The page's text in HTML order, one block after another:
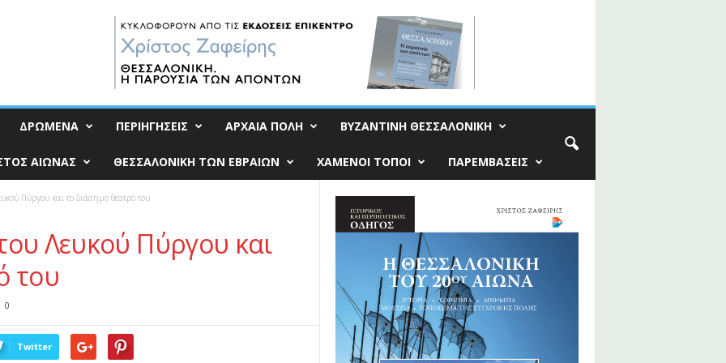
ΔΡΩΜΕΝΑ ΠΕΡΙΗΓΗΣΕΙΣ ΑΡΧΑΙΑ ΠΟΛΗ ΒΥΖΑΝΤΙΝΗ ΘΕΣΣΑΛΟΝΙΚΗ
ΑΙΩΝΑΣ ΘΕΣΣΑΛΟΝΙΚΗ ΤΩΝ ΕΒΡΑΙΩΝ ΧΑΜΕΝΟΙ ΤΟΠΟΙ ΠΑΡΕΜΒΑΣΕΙΣ
Πύργου και το διάσημο θέατρό του
Λευκού Πύργου και
του
0
Twitter